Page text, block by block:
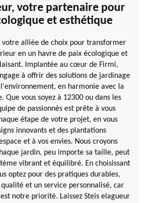
votre partenaire pour
et esthétique
votre alliée de choix pour transformer
en un havre de paix écologique et
Implantée au cœur de Firmi,
à offrir des solutions de jardinage
l'environnement, en harmonie avec la
Que vous soyez à 12300 ou dans les
de passionnés est prête à vous
étape de votre projet, en vous
innovants et des plantations
et à vos envies. Nous croyons
jardin, peu importe sa taille, peut
vibrant et équilibré. En choisissant
optez pour des pratiques durables,
et un service personnalisé, car
notre priorité. Laissez Steis elagueur